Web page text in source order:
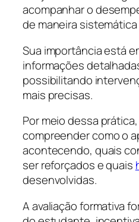
acompanhar o
de maneira
Sua importância está
informações
possibilitando
mais precisas.
Por meio dessa
compreender como o
acontecendo, quais
ser reforçados e quais
desenvolvidas.
A avaliação formativa